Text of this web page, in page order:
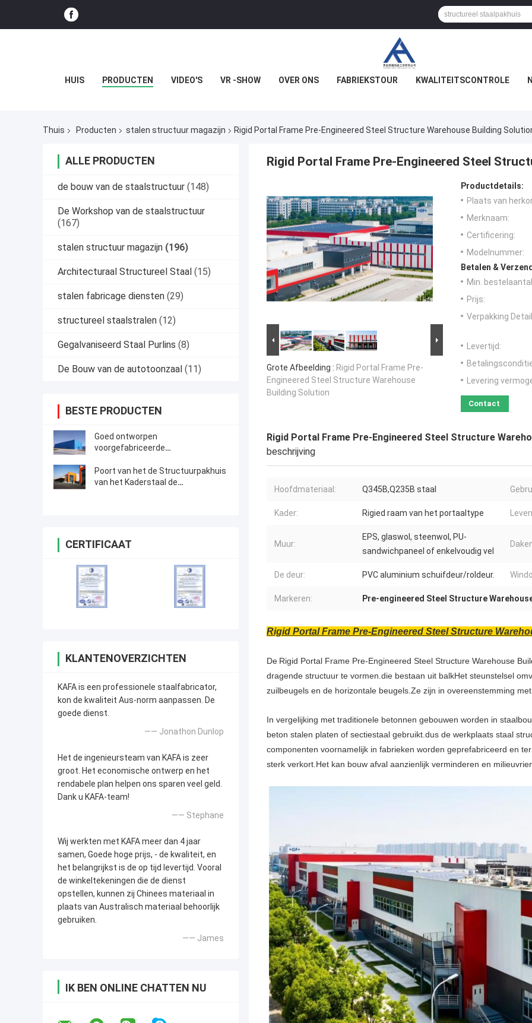
HUIS PRODUCTEN VIDEO'S VR -SHOW OVER ONS FABRIEKSTOUR KWALITEITSCONTROLE
Thuis Producten stalen structuur magazijn Rigid Portal Frame Pre-Engineered Steel Structure Warehouse Building
ALLE PRODUCTEN
de bouw van de staalstructuur (148)
De Workshop van de staalstructuur
(167)
stalen structuur magazijn (196)
Architecturaal Structureel Staal (15)
stalen fabricage diensten (29)
structureel staalstralen (12)
Gegalvaniseerd Staal Purlins (8)
De Bouw van de autotoonzaal (11)
BESTE PRODUCTEN
Goed ontworpen
voorgefabriceerde
Poort van het de Structuurpakhuis
van het Kaderstaal de
CERTIFICAAT
KLANTENOVERZICHTEN
KAFA is een professionele staalfabricator,
kon de kwaliteit Aus-norm aanpassen. De
goede dienst.
—— Jonathon Dunlop
Het de ingenieursteam van KAFA is zeer
groot. Het economische ontwerp en het
rendabele plan helpen ons sparen veel geld.
Dank u KAFA-team!
—— Stephane
Wij werkten met KAFA meer dan 4 jaar
samen, Goede hoge prijs, - de kwaliteit, en
het belangrijkst is de op tijd levertijd. Vooral
de winkeltekeningen die de dienst
opstellen, kunnen zij Chinees materiaal in
plaats van Australisch materiaal behoorlijk
gebruiken.
—— James
IK BEN ONLINE CHATTEN NU
Rigid Portal Frame Pre-Engineered Steel
Grote Afbeelding : Rigid Portal Frame Pre-
Engineered Steel Structure Warehouse
Building Solution
Productdetails:
Plaats van
Merknaam:
Certificering:
Modelnummer:
Betalen &
Min.
Prijs:
Verpakking
Levertijd:
Levering
Contact
Rigid Portal Frame Pre-Engineered Steel Structure
beschrijving
Hoofdmateriaal: Q345B,Q235B staal
Kader: Rigied raam van het portaaltype
Muur:
EPS, glaswol, steenwol, PU-
sandwichpaneel of enkelvoudig vel
De deur: PVC aluminium schuifdeur/roldeur.
Markeren: Pre-engineered Steel Structure
Rigid Portal Frame Pre-Engineered Steel Structure
De Rigid Portal Frame Pre-Engineered Steel Structure Warehouse
dragende structuur te vormen.die bestaan uit balkHet steunstelsel
zuilbeugels en de horizontale beugels.Ze zijn in overeenstemming
In vergelijking met traditionele betonnen gebouwen worden in
beton stalen platen of sectiestaal gebruikt.dus de werkplaats staal
componenten voornamelijk in fabrieken worden geprefabriceerd en
sterk verkort.Het kan bouw afval aanzienlijk verminderen en